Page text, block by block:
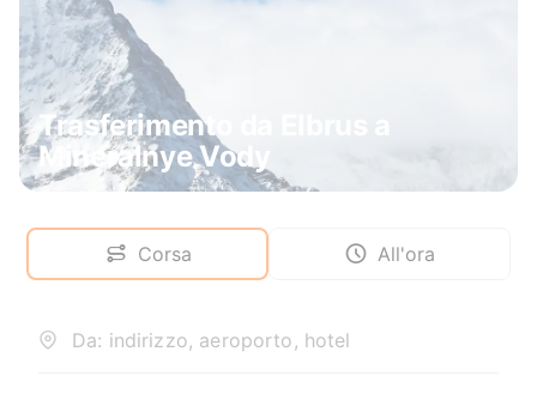
Trasferimento da Elbrus a
Mineralnye Vody
Corsa All'ora
Da: indirizzo, aeroporto, hotel